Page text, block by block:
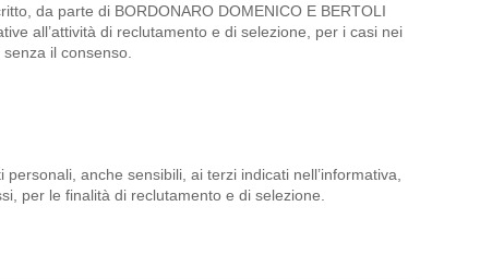
da parte di BORDONARO DOMENICO E BERTOLI
all’attività di reclutamento e di selezione, per i casi nei
il consenso.
anche sensibili, ai terzi indicati nell’informativa,
per le finalità di reclutamento e di selezione.